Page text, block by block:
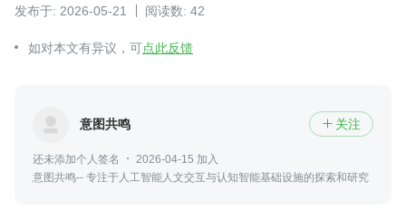
发布于: 2026-05-21 阅读数: 42
如对本文有异议，可点此反馈
意图共鸣  关注
还未添加个人签名
2026-04-15 加入
意图共鸣-- 专注于人工智能人文交互与认知智能基础设施的探索和研究